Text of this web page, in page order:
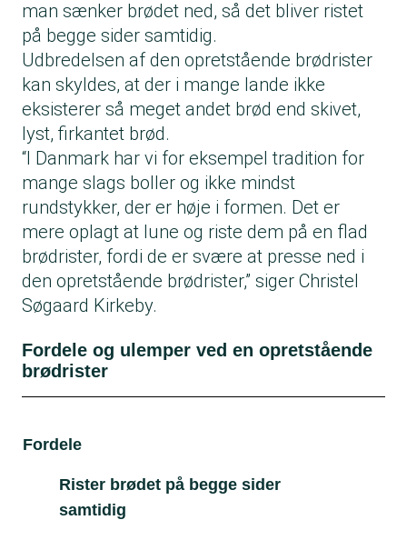
man sænker brødet ned, så det bliver ristet
på begge sider samtidig.
Udbredelsen af den opretstående brødrister
kan skyldes, at der i mange lande ikke
eksisterer så meget andet brød end skivet,
lyst, firkantet brød.
“I Danmark har vi for eksempel tradition for
mange slags boller og ikke mindst
rundstykker, der er høje i formen. Det er
mere oplagt at lune og riste dem på en flad
brødrister, fordi de er svære at presse ned i
den opretstående brødrister,” siger Christel
Søgaard Kirkeby.
Fordele og ulemper ved en opretstående
brødrister
Fordele
Rister brødet på begge sider
samtidig